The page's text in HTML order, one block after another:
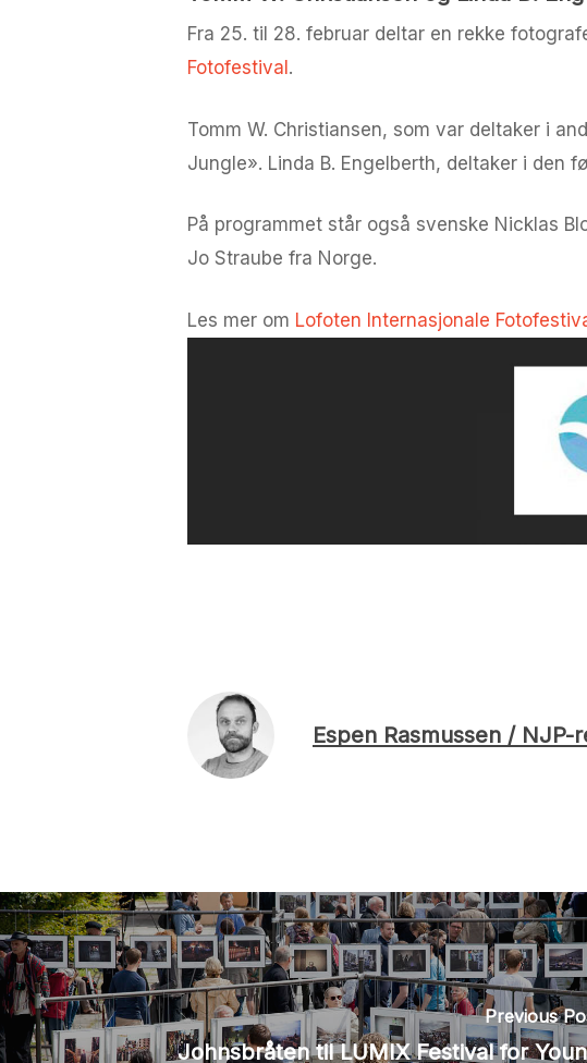
Fra 25. til 28. februar deltar en rekke
Fotofestival .
Tomm W. Christiansen, som var deltaker i
Jungle». Linda B. Engelberth, deltaker i den
På programmet står også svenske Nicklas
Jo Straube fra Norge.
Les mer om Lofoten Internasjonale
Espen Rasmussen / NJP-
Previous
Johnsbråten til LUMIX Festival for